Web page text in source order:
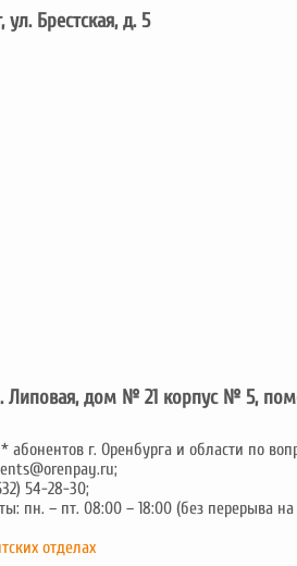
Брестская, д. 5
Липовая, дом № 21 корпус № 5,
г. Оренбурга и области по
54-28-30;
пн. – пт. 08:00 – 18:00 (без перерыва на
отделах